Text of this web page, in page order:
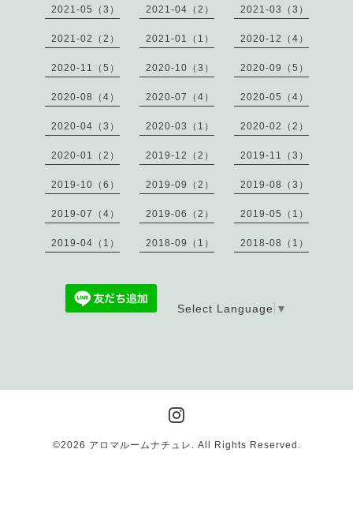
2021-05（3） 2021-04（2） 2021-03（3）
2021-02（2） 2021-01（1） 2020-12（4）
2020-11（5） 2020-10（3） 2020-09（5）
2020-08（4） 2020-07（4） 2020-05（4）
2020-04（3） 2020-03（1） 2020-02（2）
2020-01（2） 2019-12（2） 2019-11（3）
2019-10（6） 2019-09（2） 2019-08（3）
2019-07（4） 2019-06（2） 2019-05（1）
2019-04（1） 2018-09（1） 2018-08（1）
Select Language ▼
©2026 アロマルームナチュレ . All Rights Reserved.